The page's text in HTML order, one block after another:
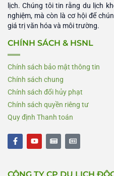
lịch. Chúng tôi tin rằng du lịch
nghiệm, mà còn là cơ hội để
giá trị văn hóa và môi trường.
CHÍNH SÁCH & HSNL
Chính sách bảo mật thông tin
Chính sách chung
Chính sách đổi hủy phạt
Chính sách quyền riêng tư
Quy định Thanh toán
F
a
c
Y
o
u
N
e
w
N
e
w